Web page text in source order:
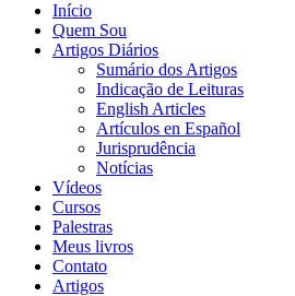
Início
Quem Sou
Artigos Diários
Sumário dos Artigos
Indicação de Leituras
English Articles
Artículos en Español
Jurisprudência
Notícias
Vídeos
Cursos
Palestras
Meus livros
Contato
Artigos